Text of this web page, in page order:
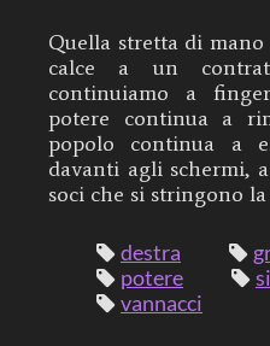
Quella stretta di
calce a un
continuiamo a
potere continua a
popolo continua a
davanti agli schermi,
soci che si stringono
destra
potere
vannacci